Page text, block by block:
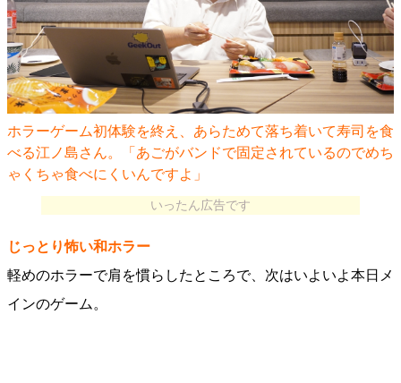
ホラーゲーム初体験を終え、あらためて落ち着いて寿司を食
べる江ノ島さん。「あごがバンドで固定されているのでめち
ゃくちゃ食べにくいんですよ」
いったん広告です
じっとり怖い和ホラー
軽めのホラーで肩を慣らしたところで、次はいよいよ本日メ
インのゲーム。